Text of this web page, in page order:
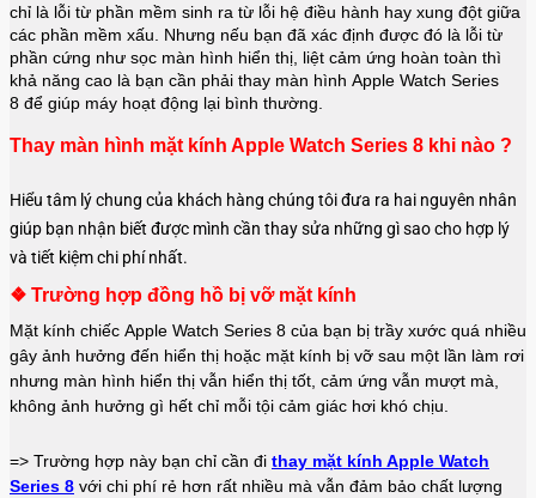
chỉ là lỗi từ phần mềm sinh ra từ lỗi hệ điều hành hay xung đột giữa
các phần mềm xấu. Nhưng nếu bạn đã xác định được đó là lỗi từ
phần cứng như sọc màn hình hiển thị, liệt cảm ứng hoàn toàn thì
khả năng cao là bạn cần phải thay màn hình Apple Watch Series
8 để giúp máy hoạt động lại bình thường.
Thay màn hình mặt kính Apple Watch Series 8 khi nào ?
Hiểu tâm lý chung của khách hàng chúng tôi đưa ra hai nguyên nhân
giúp bạn nhận biết được mình cần thay sửa những gì sao cho hợp lý
và tiết kiệm chi phí nhất.
❖ Trường hợp đồng hồ bị vỡ mặt kính
Mặt kính chiếc Apple Watch Series 8 của bạn bị trầy xước quá nhiều
gây ảnh hưởng đến hiển thị hoặc mặt kính bị vỡ sau một lần làm rơi
nhưng màn hình hiển thị vẫn hiển thị tốt, cảm ứng vẫn mượt mà,
không ảnh hưởng gì hết chỉ mỗi tội cảm giác hơi khó chịu.
=> Trường hợp này bạn chỉ cần đi thay mặt kính Apple Watch
Series 8 với chi phí rẻ hơn rất nhiều mà vẫn đảm bảo chất lượng